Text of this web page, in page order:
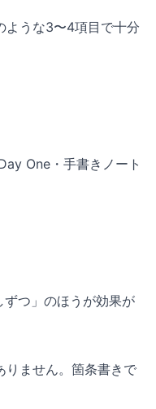
ような3〜4項目で十分
One・手書きノート
つ」のほうが効果が
りません。箇条書きで